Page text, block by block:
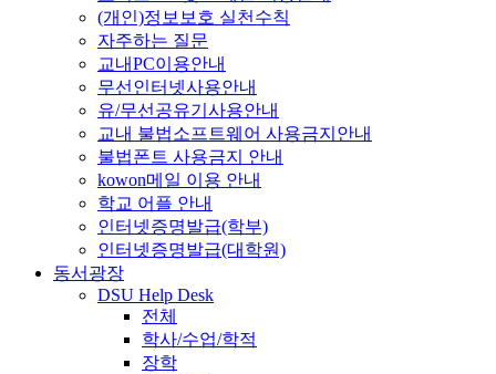
(개인)정보보호 실천수칙
자주하는 질문
교내PC이용안내
무선인터넷사용안내
유/무선공유기사용안내
교내 불법소프트웨어 사용금지안내
불법폰트 사용금지 안내
kowon메일 이용 안내
학교 어플 안내
인터넷증명발급(학부)
인터넷증명발급(대학원)
동서광장
DSU Help Desk
전체
학사/수업/학적
장학